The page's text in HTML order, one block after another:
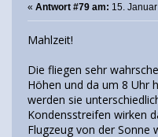
« Antwort #79 am: 15.
Mahlzeit!
Die fliegen sehr
Höhen und da um 8 Uhr
werden sie
Kondensstreifen wirken
Flugzeug von der Sonne